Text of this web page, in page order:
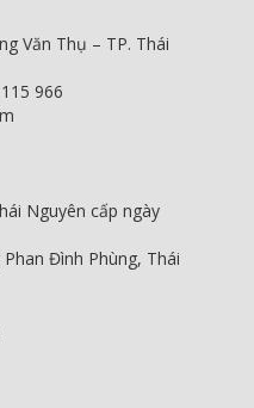
Văn Thụ – TP. Thái
966
Nguyên cấp ngày
Đình Phùng, Thái